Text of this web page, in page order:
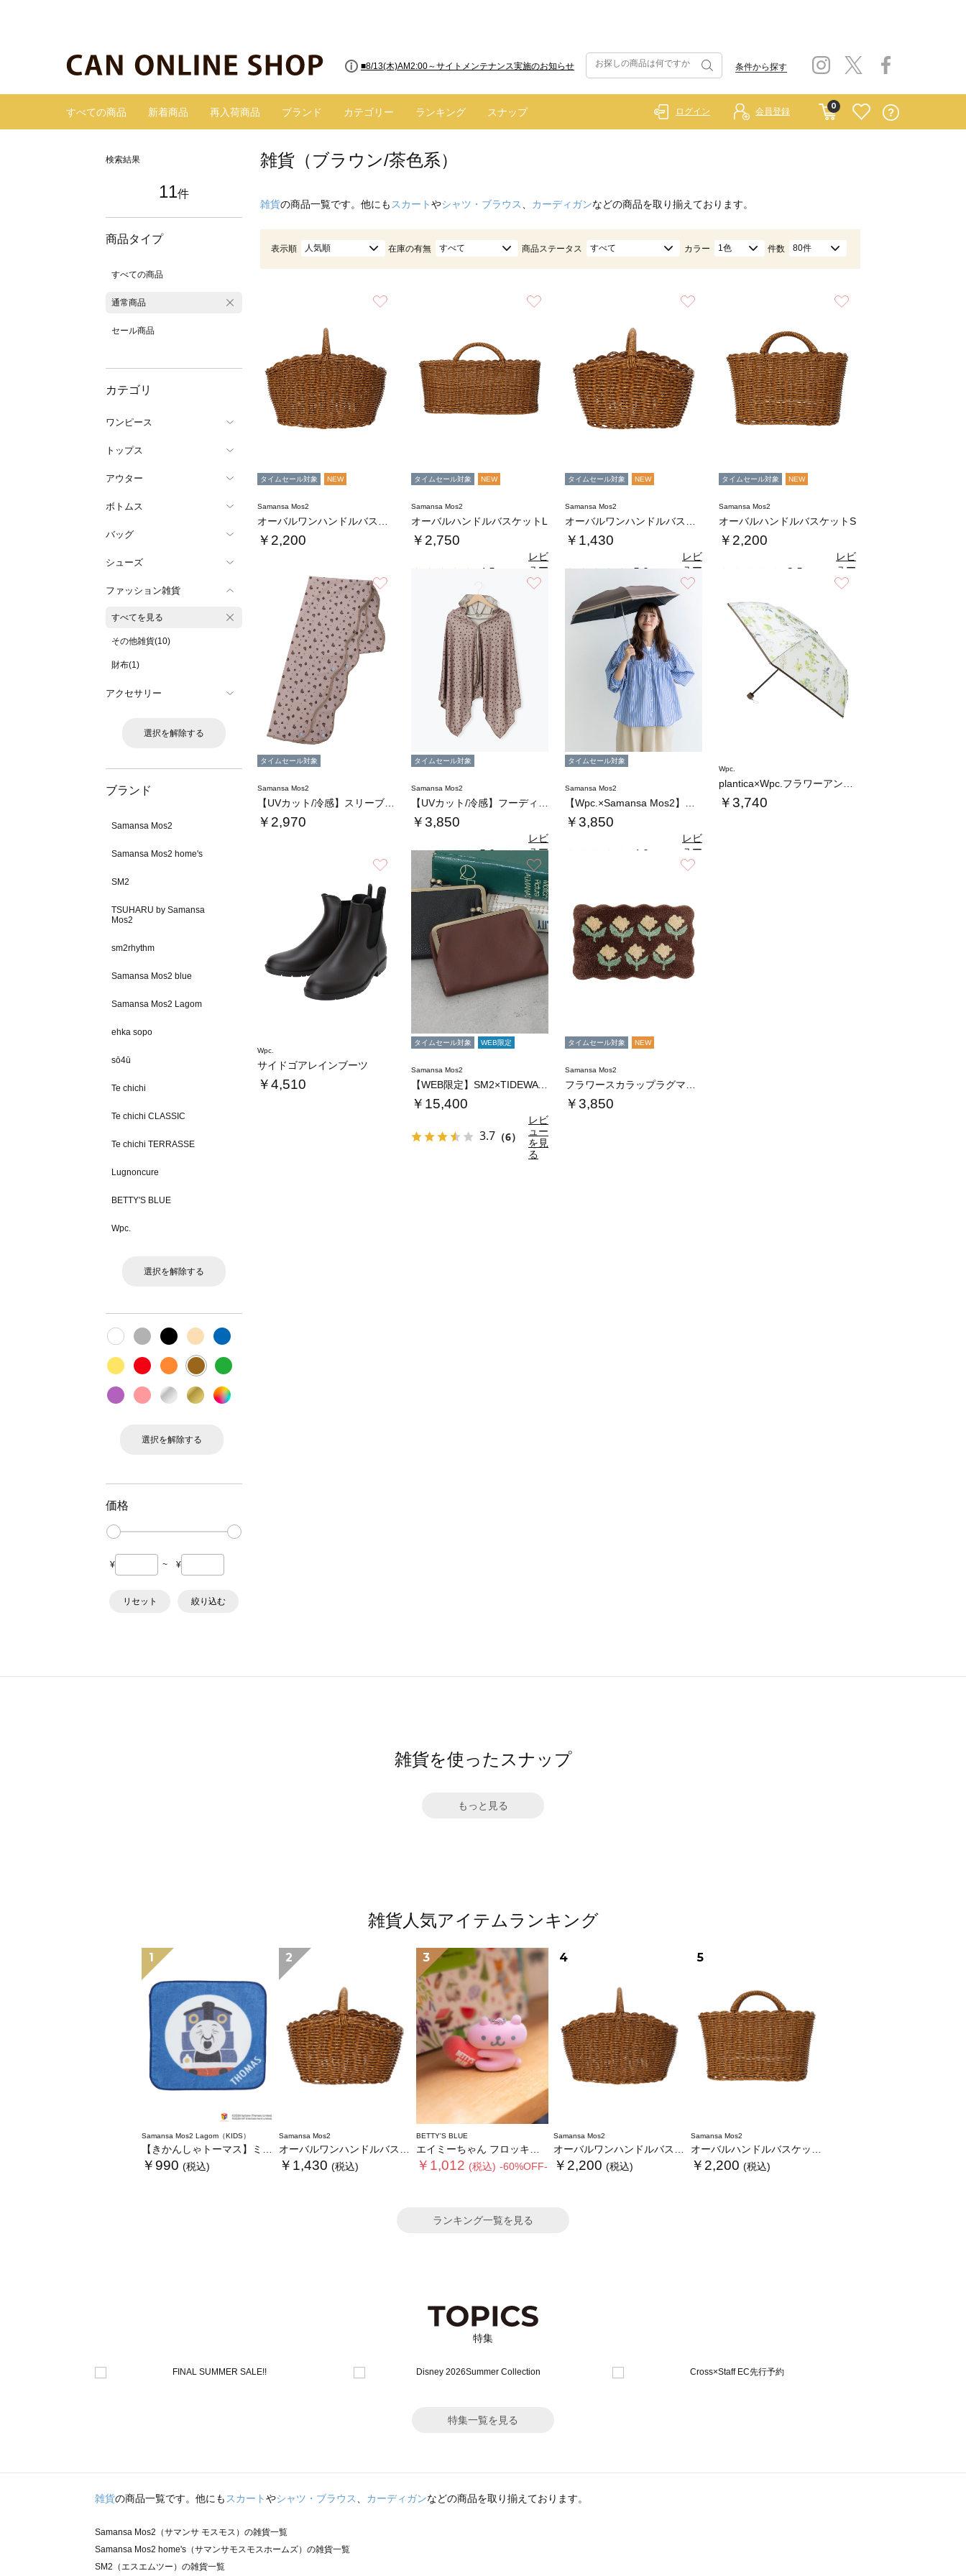
■8/13(木)AM2:00～サイトメンテナンス実施のお知らせ 条件から探す
すべての商品 新着商品 再入荷商品 ブランド カテゴリー ランキング スナップ
0
ログイン 会員登録
検索結果
11件
商品タイプ
すべての商品
通常商品
セール商品
カテゴリ
ワンピース
トップス
アウター
ボトムス
バッグ
シューズ
ファッション雑貨
すべてを見る
その他雑貨(10)
財布(1)
アクセサリー
選択を解除する
ブランド
Samansa Mos2
Samansa Mos2 home's
SM2
TSUHARU by Samansa
Mos2
sm2rhythm
Samansa Mos2 blue
Samansa Mos2 Lagom
ehka sopo
sō4ū
Te chichi
Te chichi CLASSIC
Te chichi TERRASSE
Lugnoncure
BETTY'S BLUE
Wpc.
選択を解除する
選択を解除する
価格
¥ ~ ¥
リセット 絞り込む
雑貨（ブラウン/茶色系）
雑貨の商品一覧です。他にも スカートやシャツ・ブラウス カーディガンなどの商品を取り揃えております。
表示順 人気順 在庫の有無 すべて 商品ステータス すべて カラー 1色 件数 80件
タイムセール対象 NEW
Samansa Mos2
￥2,200
タイムセール対象 NEW
Samansa Mos2
オーバルハンドルバスケットL
￥2,750
4.5
レビ
ュー
を見
る
タイムセール対象 NEW
Samansa Mos2
￥1,430
5.0（1）
レビ
ュー
を見
る
タイムセール対象 NEW
Samansa Mos2
オーバルハンドルバスケットS
￥2,200
3.5
レビ
ュー
を見
る
タイムセール対象
Samansa Mos2
￥2,970
タイムセール対象
Samansa Mos2
￥3,850
5.0（1）
レビ
ュー
を見
る
タイムセール対象
Samansa Mos2
￥3,850
4.0
レビ
ュー
を見
る
Wpc.
￥3,740
Wpc.
サイドゴアレインブーツ
￥4,510
タイムセール対象 WEB限定
Samansa Mos2
【WEB限定】SM2×TIDEWAY 二つ折…
￥15,400
3.7 （6）
レビ
ュー
を見
る
タイムセール対象 NEW
Samansa Mos2
￥3,850
雑貨を使ったスナップ
もっと見る
雑貨人気アイテムランキング
1
Samansa Mos2 Lagom（KIDS）
【きかんしゃトーマス】ミニタオル
￥990 (税込)
2
Samansa Mos2
オーバルワンハンドルバスケットS
￥1,430 (税込)
3
BETTY'S BLUE
エイミーちゃん フロッキーチャーム
￥1,012 (税込) -60%OFF-
4
Samansa Mos2
オーバルワンハンドルバスケットL
￥2,200 (税込)
5
Samansa Mos2
オーバルハンドルバスケットS
￥2,200 (税込)
ランキング一覧を見る
特集
特集一覧を見る
雑貨の商品一覧です。他にもスカートやシャツ・ブラウス、 カーディガンなどの商品を取り揃えております。
Samansa Mos2（サマンサ モスモス）の雑貨一覧
Samansa Mos2 home's（サマンサモスモスホームズ）の雑貨一覧
SM2（エスエムツー）の雑貨一覧